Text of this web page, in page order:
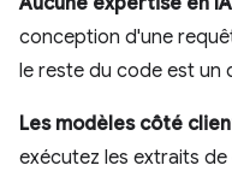
conception d'une
le reste du code est un
Les modèles côté
exécutez les extraits